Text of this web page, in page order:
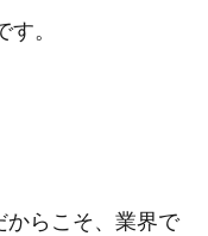
。
からこそ、業界で